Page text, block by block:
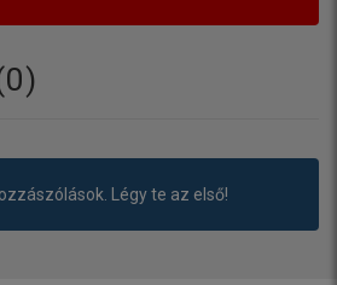
0)
Légy te az első!